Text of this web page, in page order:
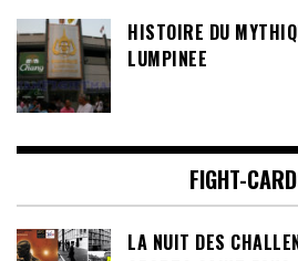
HISTOIRE DU
LUMPINEE
FIGHT-
LA NUIT DES